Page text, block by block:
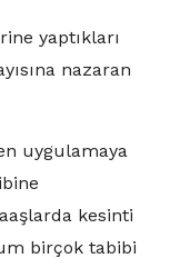
yaptıkları
nazaran
uygulamaya
kesinti
birçok tabibi